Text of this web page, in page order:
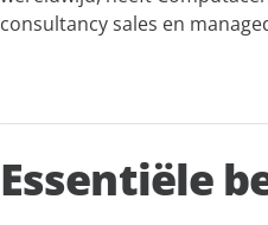
consultancy sales en
Essentiële